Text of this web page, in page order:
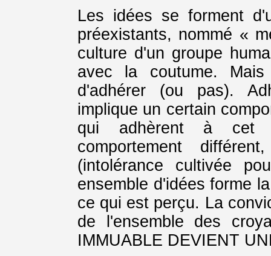
Les idées se forment
préexistants, nommé «
culture d'un groupe
avec la coutume.
d'adhérer (ou pas).
implique un certain
qui adhèrent à cet
comportement
(intolérance cultivée
ensemble d'idées forme
ce qui est perçu. La
de l'ensemble des
IMMUABLE DEVIENT